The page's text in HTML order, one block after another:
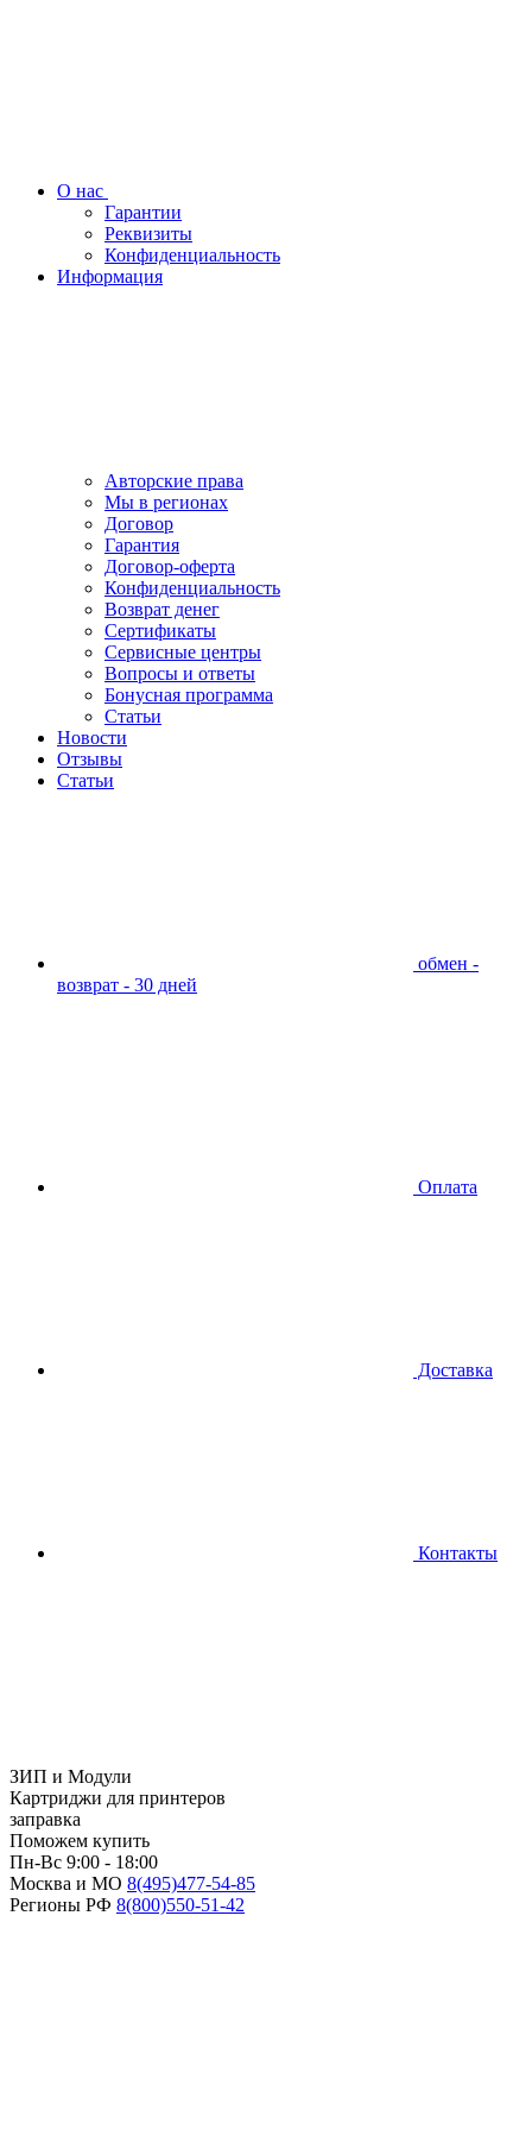
О нас
Гарантии
Реквизиты
Конфиденциальность
Информация
Авторские права
Мы в регионах
Договор
Гарантия
Договор-оферта
Конфиденциальность
Возврат денег
Сертификаты
Сервисные центры
Вопросы и ответы
Бонусная программа
Статьи
Новости
Отзывы
Статьи
обмен -
возврат - 30 дней
Оплата
Доставка
Контакты
ЗИП и Модули
Картриджи для принтеров
заправка
Поможем купить
Пн-Вс 9:00 - 18:00
Москва и МО 8(495)477-54-85
Регионы РФ 8(800)550-51-42